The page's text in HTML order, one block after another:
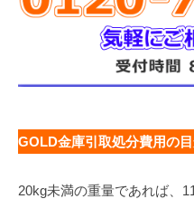
GOLD金庫引取処分費用の
20kg未満の重量であれば、